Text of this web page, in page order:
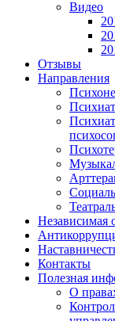
Видео
Отзывы
Направления
Независимая
Контакты
Полезная
О